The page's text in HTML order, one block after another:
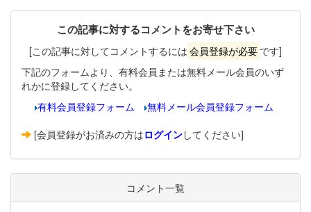
この記事に対するコメントをお寄せ下さい
[この記事に対してコメントするには 会員登録が必要 です]
下記のフォームより、有料会員または無料メール会員のいず
れかに登録してください。
有料会員登録フォーム
無料メール会員登録フォーム
[会員登録がお済みの方はログインしてください]
コメント一覧